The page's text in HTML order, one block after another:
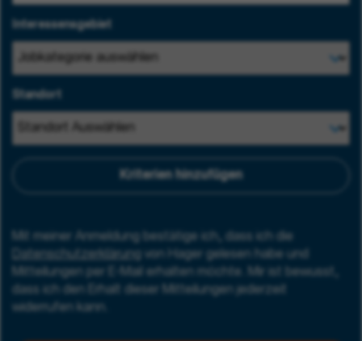
Interessensgebiet
Standort
Kriterien hinzufügen
Mit meiner Anmeldung bestätige ich, dass ich die
Datenschutzerklärung
von Hager gelesen habe und
Mitteilungen per E-Mail erhalten möchte. Mir ist bewusst,
dass ich den Erhalt dieser Mitteilungen jederzeit
widerrufen kann.